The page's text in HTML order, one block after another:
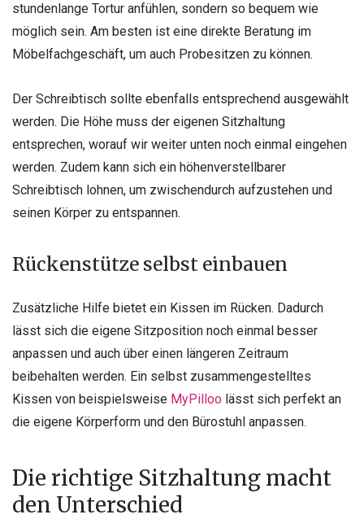
stundenlange Tortur anfühlen, sondern so bequem wie
möglich sein. Am besten ist eine direkte Beratung im
Möbelfachgeschäft, um auch Probesitzen zu können.
Der Schreibtisch sollte ebenfalls entsprechend ausgewählt
werden. Die Höhe muss der eigenen Sitzhaltung
entsprechen, worauf wir weiter unten noch einmal eingehen
werden. Zudem kann sich ein höhenverstellbarer
Schreibtisch lohnen, um zwischendurch aufzustehen und
seinen Körper zu entspannen.
Rückenstütze selbst einbauen
Zusätzliche Hilfe bietet ein Kissen im Rücken. Dadurch
lässt sich die eigene Sitzposition noch einmal besser
anpassen und auch über einen längeren Zeitraum
beibehalten werden. Ein selbst zusammengestelltes
Kissen von beispielsweise MyPilloo lässt sich perfekt an
die eigene Körperform und den Bürostuhl anpassen.
Die richtige Sitzhaltung macht
den Unterschied